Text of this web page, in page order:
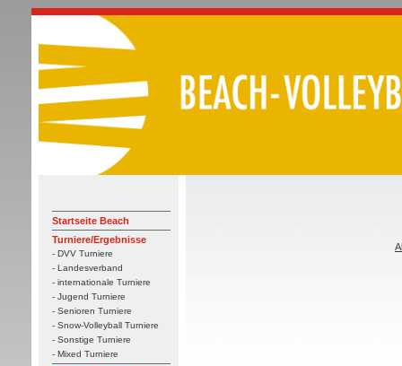
Startseite Beach
Turniere/Ergebnisse
- DVV Turniere
- Landesverband
- internationale Turniere
- Jugend Turniere
- Senioren Turniere
- Snow-Volleyball Turniere
- Sonstige Turniere
- Mixed Turniere